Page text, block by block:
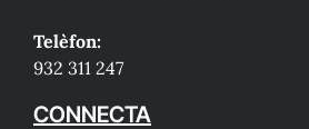
Telèfon:
932 311 247
CONNECTA